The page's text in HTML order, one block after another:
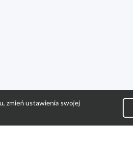
zmień ustawienia swojej